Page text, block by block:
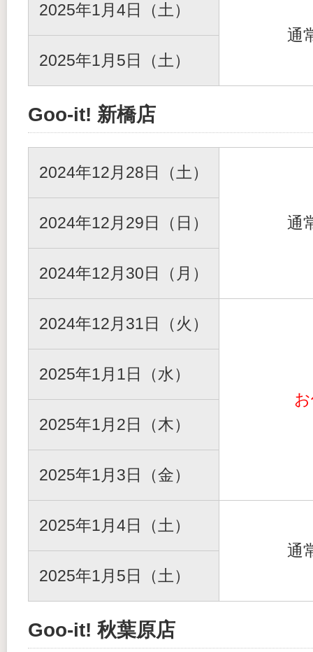
2025年1月4日（土）
通
2025年1月5日（土）
Goo-it! 新橋店
2024年12月28日（土）
通
2024年12月29日（日）
2024年12月30日（月）
2024年12月31日（火）
2025年1月1日（水）
2025年1月2日（木）
2025年1月3日（金）
2025年1月4日（土）
通
2025年1月5日（土）
Goo-it! 秋葉原店